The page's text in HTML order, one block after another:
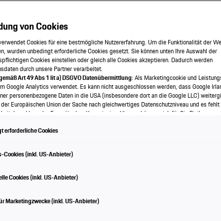
» Modell entdecken
Die Leistung auf einen Blick
von Cookies
Cookies für eine bestmögliche Nutzererfahrung. Um die Funktionalität der
wurden unbedingt erforderliche Cookies gesetzt. Sie können unten Ihre Auswahl der
Cookies einstellen oder gleich alle Cookies akzeptieren. Dadurch werden
durch unsere Partner verarbeitet.
Art 49 Abs 1 lit a) DSGVO Datenübermittlung:Als Marketingcookie und
Google Analytics verwendet. Es kann nicht ausgeschlossen werden, dass Google
personenbezogene Daten in die USA (insbesondere dort an die Google LLC)
Europäischen Union der Sache nach gleichwertiges Datenschutzniveau und es
der Europäischen Kommission. Hieraus können sich für Sie Risiken
weil nicht ausgeschlossen werden kann, dass aufgrund aktueller Gesetze US-
auch für US-Dienstleister erlauben, dann stimmen Sie damit auch gemäß Art 49
die für Zwecke von Google Analytics gesetzt werden, finden Sie in den Cookie-
für diese Website und die Cookies ist die Porsche Austria GmbH und Co. OG.
erforderliche Cookies
Cookies (inkl. US-Anbieter)
Cookies (inkl. US-Anbieter)
Marketingzwecke (inkl. US-Anbieter)